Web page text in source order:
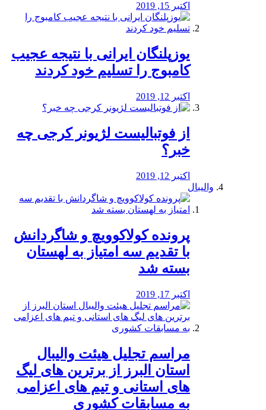
اکتبر 15, 2019
یوزپلنگان ایرانی با نتیجه عجیب
کامبوج را تسلیم خود کردند
اکتبر 12, 2019
از فوتبالیست لژیونر کرجی چه
خبر؟
اکتبر 12, 2019
والیبال
پرونده کولاکوویچ و شاگردانش
با تقدیم سه امتیاز به لهستان
بسته شد
اکتبر 17, 2019
مراسم تجلیل هیئت والیبال
استان البرز از برترین های لیگ
های استانی و تیم های اعزامی
به مسابقات کشوری